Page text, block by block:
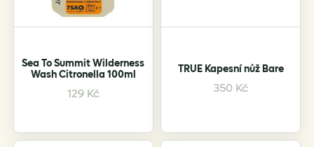
Sea To Summit Wilderness
Wash Citronella 100ml
129 Kč
TRUE Kapesní nůž Bare
350 Kč